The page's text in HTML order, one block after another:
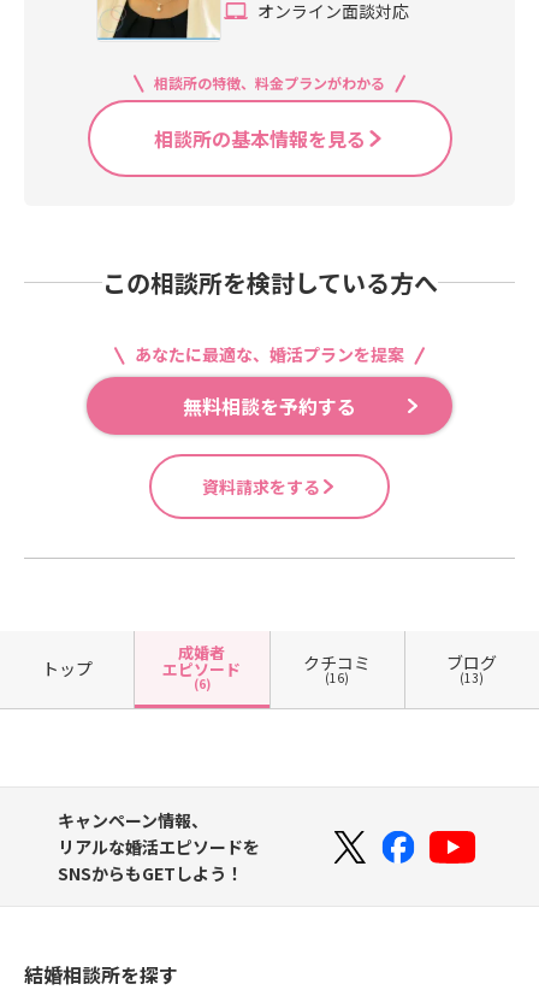
オンライン面談対応
相談所の特徴、料金プランがわかる
相談所の基本情報を見る
この相談所を検討している方へ
あなたに最適な、婚活プランを提案
無料相談を予約する
資料請求をする
トップ
成婚者
エピソード
(6)
クチコミ
(16)
ブログ
(13)
キャンペーン情報、
リアルな婚活エピソードを
SNSからもGETしよう！
結婚相談所を探す